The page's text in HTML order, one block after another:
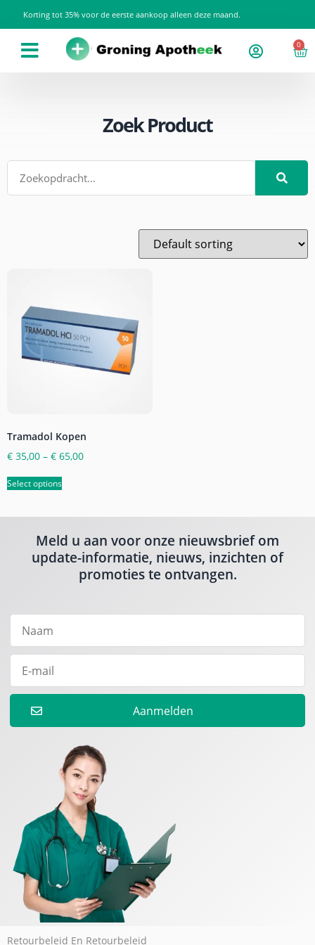
Korting tot 35% voor de eerste aankoop alleen deze maand.
0
Zoek Product
Tramadol Kopen
€ 35,00 – € 65,00
Select options
Meld u aan voor onze nieuwsbrief om
update-informatie, nieuws, inzichten of
promoties te ontvangen.
Aanmelden
Retourbeleid En Retourbeleid